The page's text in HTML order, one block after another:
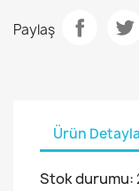
Paylaş
Ürün
Stok durumu: